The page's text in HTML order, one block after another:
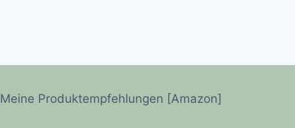
Meine Produktempfehlungen [Amazon]